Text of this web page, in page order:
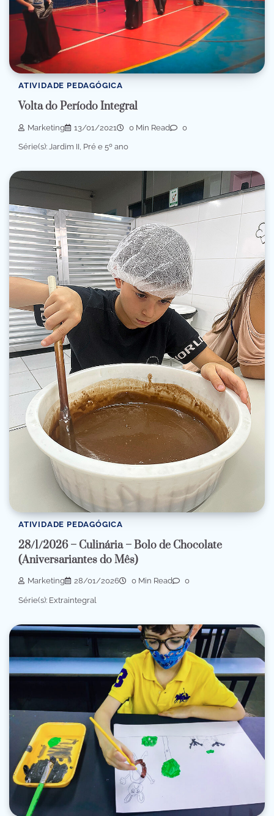
ATIVIDADE PEDAGÓGICA
Volta do Período Integral
Marketing 13/01/2021 0 Min Read 0
Série(s): Jardim II, Pré e 5º ano
ATIVIDADE PEDAGÓGICA
28/1/2026 – Culinária – Bolo de Chocolate
(Aniversariantes do Mês)
Marketing 28/01/2026 0 Min Read 0
Série(s): Extraintegral